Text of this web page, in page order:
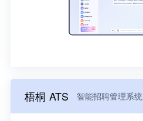
梧桐 ATS 智能招聘管理系统